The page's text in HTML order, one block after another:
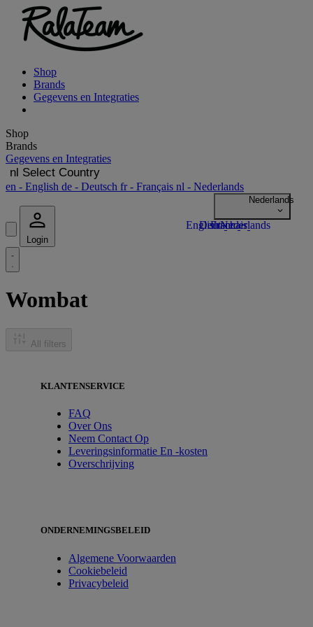
Shop
Brands
Gegevens en Integraties
Shop
Brands
Gegevens en Integraties
nl Select Country
en - English de - Deutsch fr- Français nl - Nederlands
Login
Wombat
All filters
KLANTENSERVICE
FAQ
Over Ons
Neem Contact Op
Leveringsinformatie En -kosten
Overschrijving
ONDERNEMINGSBELEID
Algemene Voorwaarden
Cookiebeleid
Privacybeleid